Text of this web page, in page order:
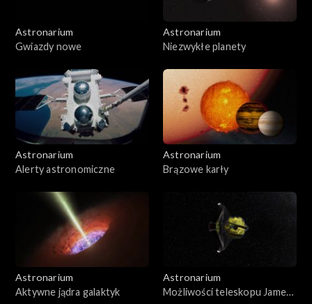
Astronarium
Gwiazdy nowe
Astronarium
Niezwykłe planety
Astronarium
Alerty astronomiczne
Astronarium
Brązowe karły
Astronarium
Aktywne jądra galaktyk
Astronarium
Możliwości teleskopu Jamesa